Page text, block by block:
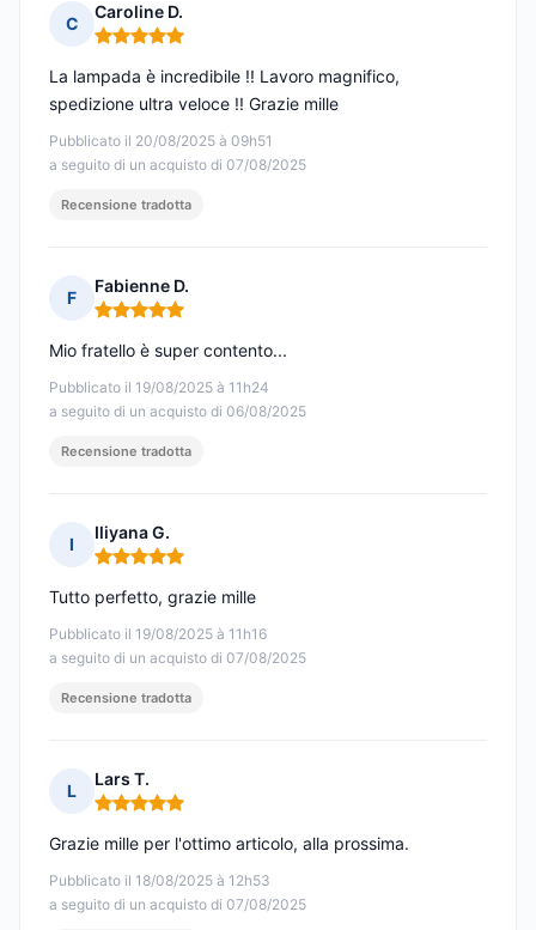
C
Caroline D.
Nota: 5 su 5
Pubblicato il 20/08/2025 à 09h51
a seguito di un acquisto di 07/08/2025
La lampada è incredibile !! Lavoro magnifico,
spedizione ultra veloce !! Grazie mille
Recensione tradotta
F
Fabienne D.
Nota: 5 su 5
Pubblicato il 19/08/2025 à 11h24
a seguito di un acquisto di 06/08/2025
Mio fratello è super contento...
Recensione tradotta
I
Iliyana G.
Nota: 5 su 5
Pubblicato il 19/08/2025 à 11h16
a seguito di un acquisto di 07/08/2025
Tutto perfetto, grazie mille
Recensione tradotta
L
Lars T.
Nota: 5 su 5
Pubblicato il 18/08/2025 à 12h53
a seguito di un acquisto di 07/08/2025
Grazie mille per l'ottimo articolo, alla prossima.